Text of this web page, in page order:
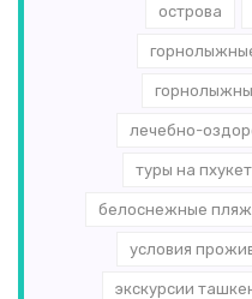
острова
лечебно-
туры на пхукет
белоснежные
условия
экскурсии